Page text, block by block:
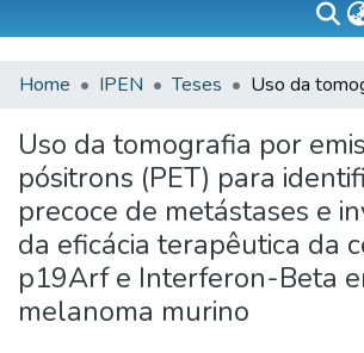
Sobre
Communities & Collections
All of DSpace
Statistics
Home IPEN Teses
Uso da tomografia por
pósitrons (PET) para
precoce de metástases e
da eficácia terapêutica da
p19Arf e Interferon-Beta
melanoma murino